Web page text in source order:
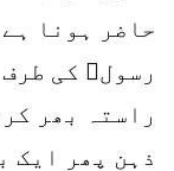
حاضر ہونا
رسولﷺ کی
راستہ بھر
ذہن پھر ایک